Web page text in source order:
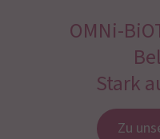
OMNi-
Stark
Zu